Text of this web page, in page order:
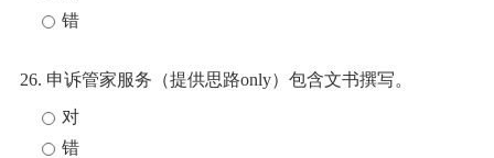
错
26. 申诉管家服务（提供思路only）包含文书撰写。
对
错